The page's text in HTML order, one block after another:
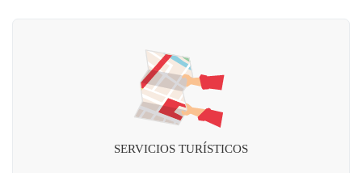
SERVICIOS TURÍSTICOS